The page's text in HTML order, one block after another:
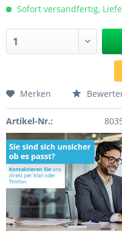
Sofort versandfertig,
Merken
Artikel-Nr.: